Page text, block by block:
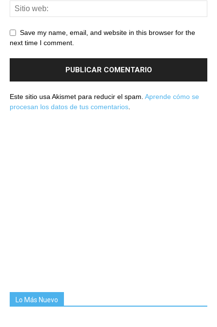
Save my name, email, and website in this browser for the
next time I comment.
Este sitio usa Akismet para reducir el spam. Aprende cómo se
procesan los datos de tus comentarios.
Lo Más Nuevo